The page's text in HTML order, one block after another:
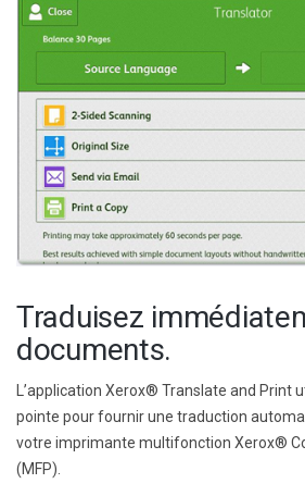
Traduisez
documents.
L’application Xerox® Translate and Print
pointe pour fournir une traduction
votre imprimante multifonction Xerox®
(MFP).